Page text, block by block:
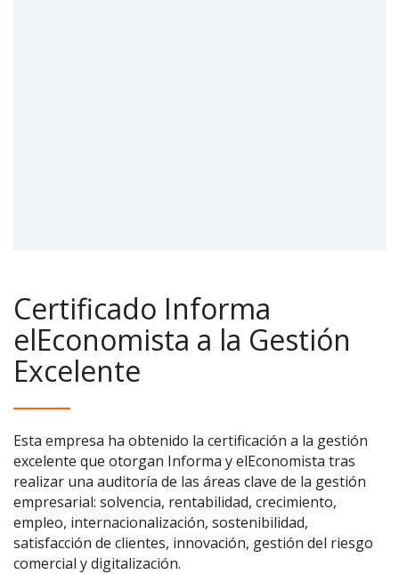
Certificado Informa
elEconomista a la Gestión
Excelente
Esta empresa ha obtenido la certificación a la gestión
excelente que otorgan Informa y elEconomista tras
realizar una auditoría de las áreas clave de la gestión
empresarial: solvencia, rentabilidad, crecimiento,
empleo, internacionalización, sostenibilidad,
satisfacción de clientes, innovación, gestión del riesgo
comercial y digitalización.